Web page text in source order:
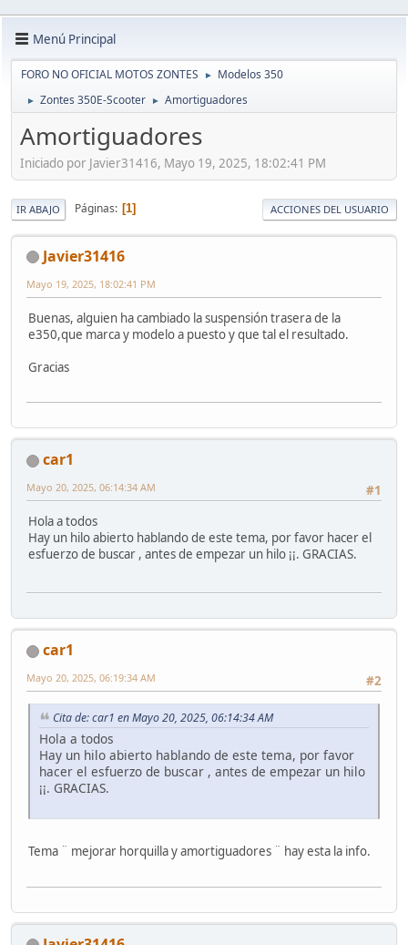
Menú Principal
FORO NO OFICIAL MOTOS ZONTES ► Modelos 350
► Zontes 350E-Scooter ► Amortiguadores
Amortiguadores
Iniciado por Javier31416, Mayo 19, 2025, 18:02:41 PM
IR ABAJO Páginas 1 ACCIONES DEL USUARIO
Javier31416
Mayo 19, 2025, 18:02:41 PM
Buenas, alguien ha cambiado la suspensión trasera de la
e350,que marca y modelo a puesto y que tal el resultado.
Gracias
car1
#1
Mayo 20, 2025, 06:14:34 AM
Hola a todos
Hay un hilo abierto hablando de este tema, por favor hacer el
esfuerzo de buscar , antes de empezar un hilo ¡¡. GRACIAS.
car1
#2
Mayo 20, 2025, 06:19:34 AM
Cita de: car1 en Mayo 20, 2025, 06:14:34 AM
Hola a todos
Hay un hilo abierto hablando de este tema, por favor
hacer el esfuerzo de buscar , antes de empezar un hilo
¡¡. GRACIAS.
Tema ¨ mejorar horquilla y amortiguadores ¨ hay esta la info.